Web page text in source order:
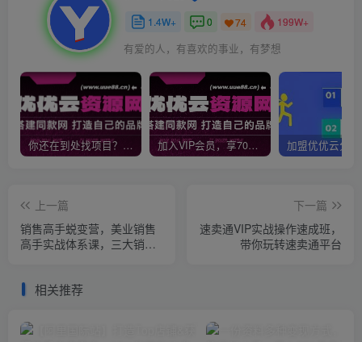
1.4W+ 0 74 199W+
有爱的人，有喜欢的事业，有梦想
你还在到处找项目？还在当韭菜？我靠网创资源站一个月收入5万+，曾经我也是个失败者。 加入VIP会员，享70%的推广提成，免费学习多种网上创业课程，菜鸟秒变大神！
上一篇
销售高手蜕变营，美业销售
高手实战体系课，三大销售
下一篇
速卖通VIP实战操作速成班，
带你玩转速卖通平台
相关推荐